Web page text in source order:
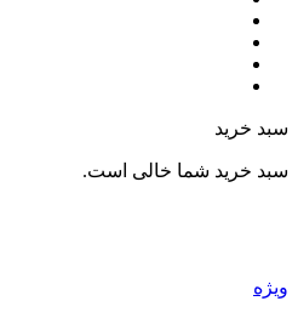
سبد خرید
سبد خرید شما خالی است.
ویژه